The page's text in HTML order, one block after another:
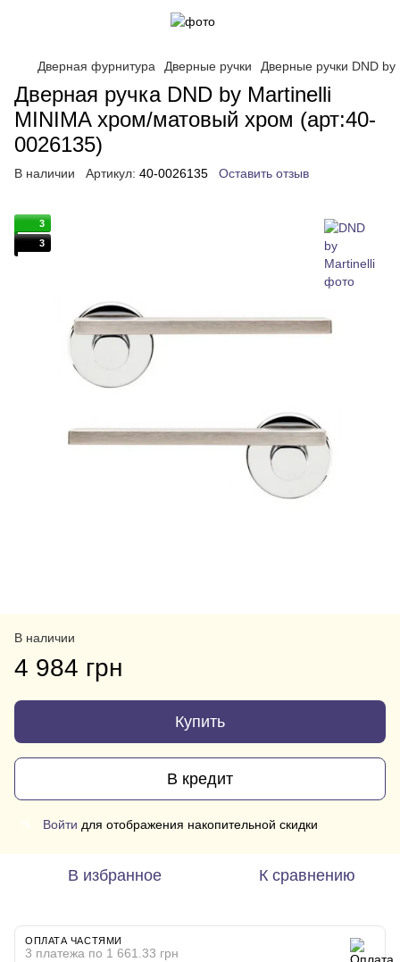
Дверная фурнитура Дверные ручки Дверные ручки DND by
Дверная ручка DND by Martinelli
MINIMA хром/матовый хром (арт:40-
0026135)
В наличии Артикул: 40-0026135 Оставить отзыв
3
3
В наличии
4 984 грн
Купить
В кредит
Войти для отображения накопительной скидки
В избранное К сравнению
ОПЛАТА ЧАСТЯМИ
3 платежа по 1 661.33 грн